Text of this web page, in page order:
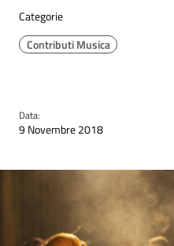
Categorie
Contributi Musica
Data:
9 Novembre 2018